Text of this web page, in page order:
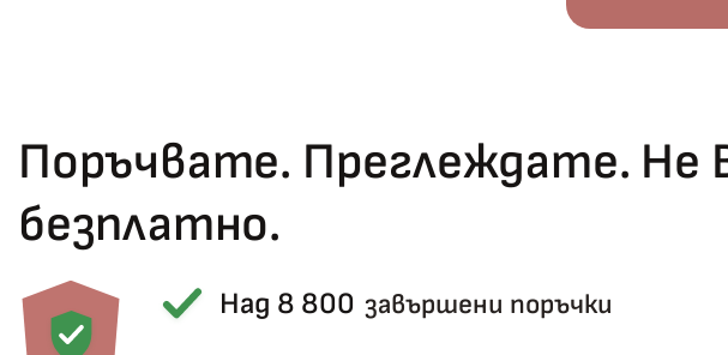
Поръчвате. Преглеждате. Не
безплатно.
Над 8 800 завършени поръчки